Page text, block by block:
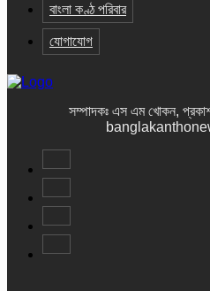
বাংলা কণ্ঠ পরিবার
যোগাযোগ
সম্পাদকঃ এস এম খোকন,